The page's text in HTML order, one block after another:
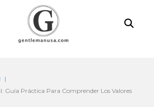
Guía Práctica Para Comprender Los Valores